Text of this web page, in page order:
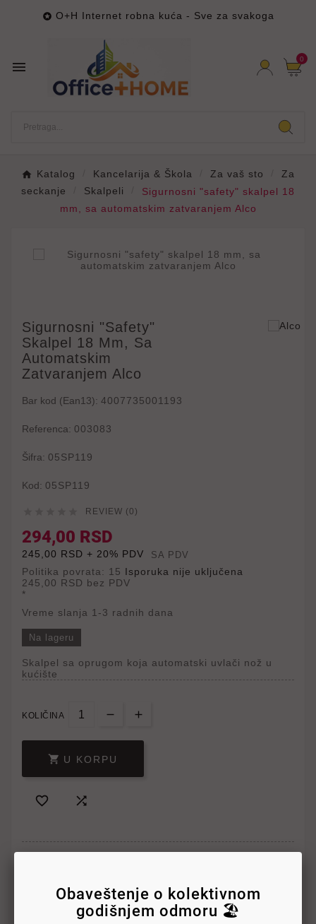
 O+H Internet robna kuća - Sve za svakoga
 0
Katalog Kancelarija & Škola Za vaš sto
Za
seckanje
Skalpeli
Sigurnosni "safety" skalpel 18
mm, sa automatskim zatvaranjem Alco
Sigurnosni "safety"
Skalpel 18 Mm, Sa
Automatskim
Zatvaranjem Alco
Bar kod (Ean13): 4007735001193
Referenca: 003083
Šifra: 05SP119
Kod: 05SP119
REVIEW (0)
294,00 RSD
245,00 RSD + 20% PDV SA PDV
Politika povrata: 15 Isporuka nije uključena
245,00 RSD bez PDV
*
Vreme slanja 1-3 radnih dana
Na lageru
Skalpel sa oprugom koja automatski uvlači nož u
kućište
KOLIČINA
 U KORPU
 
Obaveštenje o kolektivnom
godišnjem odmoru 🏖️